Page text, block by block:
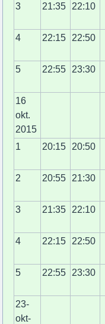
3 21:35 22:10
4 22:15 22:50
5 22:55 23:30
16
okt.
2015
1
20:15 20:50
2 20:55 21:30
3 21:35 22:10
4 22:15 22:50
5 22:55 23:30
23-
okt-